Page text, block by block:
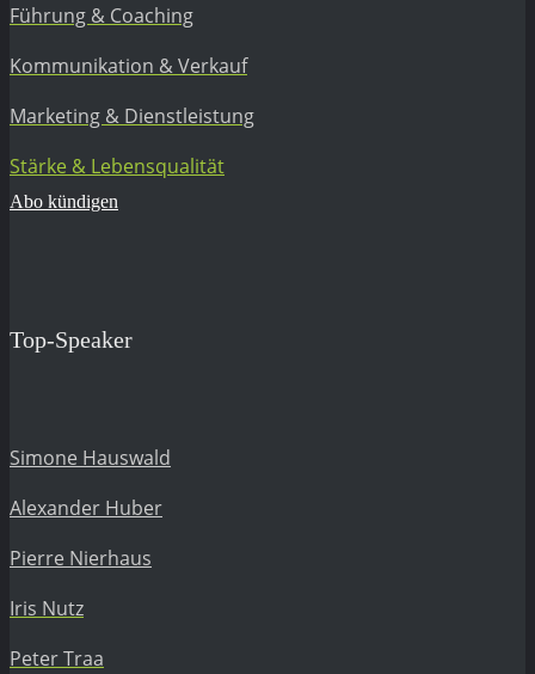
Führung & Coaching
Kommunikation & Verkauf
Marketing & Dienstleistung
Stärke & Lebensqualität
Abo kündigen
Top-Speaker
Simone Hauswald
Alexander Huber
Pierre Nierhaus
Iris Nutz
Peter Traa